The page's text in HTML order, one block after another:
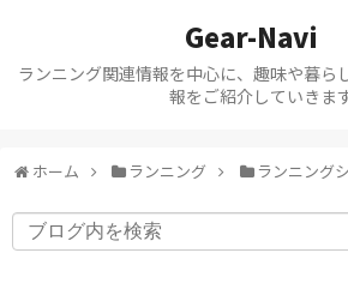
Gear-Navi
ランニング関連情報を中心に、趣味や暮ら
報をご紹介していきます
ホーム ランニング ランニング